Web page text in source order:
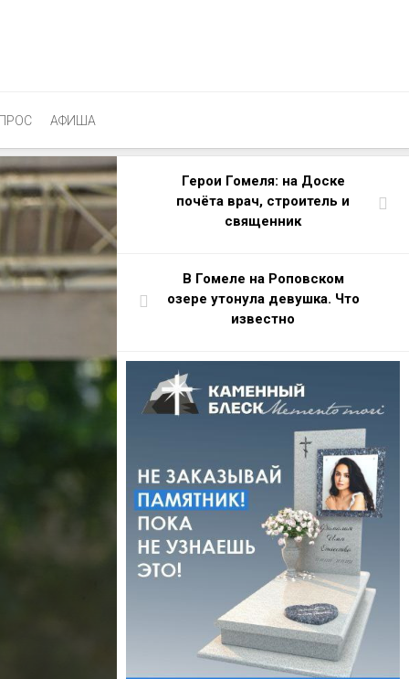
АФИША
Герои Гомеля: на Доске
почёта врач, строитель и
священник
В Гомеле на Роповском
озере утонула девушка. Что
известно